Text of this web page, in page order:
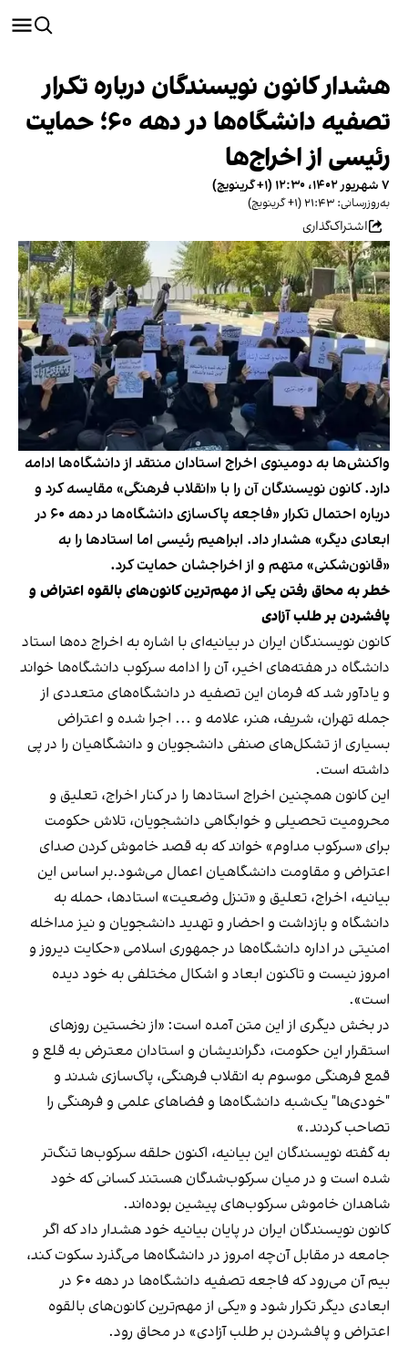
هشدار کانون نویسندگان درباره تکرار
تصفیه‌ دانشگاه‌ها در دهه‌ ۶۰؛ حمایت
رئیسی از اخراج‌ها
۷ شهریور ۱۴۰۲، ۱۲:۳۰ (‎+۱ گرینویچ)
به‌روزرسانی: ۲۱:۴۳ (‎+۱ گرینویچ)
اشتراک‌گذاری
واکنش‌ها به دومینوی اخراج استادان منتقد از دانشگاه‌ها ادامه
دارد. کانون نویسندگان آن را با «انقلاب فرهنگی» مقایسه کرد و
درباره احتمال تکرار «فاجعه پاک‌سازی دانشگاه‌ها در دهه ۶۰ در
ابعادی دیگر» هشدار داد. ابراهیم رئیسی اما استادها را به
«قانون‌شکنی» متهم و از اخراجشان حمایت کرد.
خطر به محاق رفتن یکی از مهم‌ترین کانون‌های بالقوه اعتراض و
پافشردن بر طلب آزادی
کانون نویسندگان ایران در بیانیه‌ای با اشاره به اخراج ده‌ها استاد
دانشگاه در هفته‌های اخیر، آن را ادامه سرکوب دانشگاه‌ها خواند
و یادآور شد که فرمان این تصفیه در دانشگاه‌های متعددی از
جمله تهران، شریف، هنر، علامه و ... اجرا شده و اعتراض
بسیاری از تشکل‌های صنفی دانشجویان و دانشگاهیان را در پی
داشته است.
این کانون همچنین اخراج استادها را در کنار اخراج، تعلیق و
محرومیت تحصیلی و خوابگاهی دانشجویان، تلاش حکومت
برای «سرکوب مداوم» خواند که به قصد خاموش کردن صدای
اعتراض و مقاومت دانشگاهیان اعمال می‌شود.بر اساس این
بیانیه، اخراج، تعلیق و «تنزل وضعیت» استادها، حمله به
دانشگاه و بازداشت و احضار و تهدید دانشجویان و نیز مداخله
امنیتی در اداره دانشگاه‌ها‌ در جمهوری اسلامی «حکایت دیروز و
امروز نیست و تاکنون ابعاد و اشکال مختلفی به خود دیده
است».
در بخش دیگری از این متن آمده است: «از نخستین روزهای
استقرار این حکومت، دگراندیشان و استادان معترض به قلع و
قمع فرهنگی موسوم به انقلاب فرهنگی، پاک‌سازی شدند و
"خودی‌ها" یک‌شبه دانشگاه‌ها و فضاهای علمی و فرهنگی را
تصاحب کردند.»
به گفته نویسندگان این بیانیه، اکنون حلقه سرکوب‌ها تنگ‌تر
شده است و در میان سرکوب‌شدگان هستند کسانی که خود
شاهدان خاموش سرکوب‌های پیشین بوده‌اند.
کانون نویسندگان ایران در پایان بیانیه خود هشدار داد که اگر
جامعه در مقابل آن‌چه امروز در دانشگاه‌ها می‌گذرد سکوت کند،
بیم آن می‌رود که فاجعه تصفیه دانشگاه‌ها در دهه ۶۰ در
ابعادی دیگر تکرار شود و «یکی از مهم‌ترین کانون‌های بالقوه
اعتراض و پافشردن بر طلب آزادی» در محاق رود.